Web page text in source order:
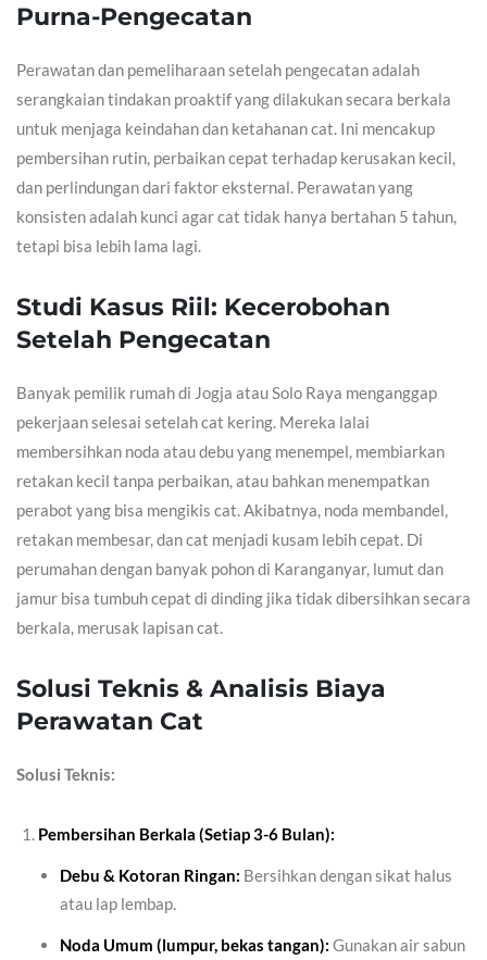
Purna-Pengecatan
Perawatan dan pemeliharaan setelah pengecatan adalah
serangkaian tindakan proaktif yang dilakukan secara berkala
untuk menjaga keindahan dan ketahanan cat. Ini mencakup
pembersihan rutin, perbaikan cepat terhadap kerusakan kecil,
dan perlindungan dari faktor eksternal. Perawatan yang
konsisten adalah kunci agar cat tidak hanya bertahan 5 tahun,
tetapi bisa lebih lama lagi.
Studi Kasus Riil: Kecerobohan
Setelah Pengecatan
Banyak pemilik rumah di Jogja atau Solo Raya menganggap
pekerjaan selesai setelah cat kering. Mereka lalai
membersihkan noda atau debu yang menempel, membiarkan
retakan kecil tanpa perbaikan, atau bahkan menempatkan
perabot yang bisa mengikis cat. Akibatnya, noda membandel,
retakan membesar, dan cat menjadi kusam lebih cepat. Di
perumahan dengan banyak pohon di Karanganyar, lumut dan
jamur bisa tumbuh cepat di dinding jika tidak dibersihkan secara
berkala, merusak lapisan cat.
Solusi Teknis & Analisis Biaya
Perawatan Cat
Solusi Teknis:
Pembersihan Berkala (Setiap 3-6 Bulan):
Debu & Kotoran Ringan: Bersihkan dengan sikat halus
atau lap lembap.
Noda Umum (lumpur, bekas tangan): Gunakan air sabun